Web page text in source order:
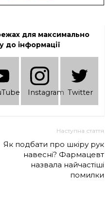
для максимально
до інформації
Instagram Twitter
Наступна стаття
Як подбати про шкіру рук
навесні? Фармацевт
назвала найчастіші
помилки